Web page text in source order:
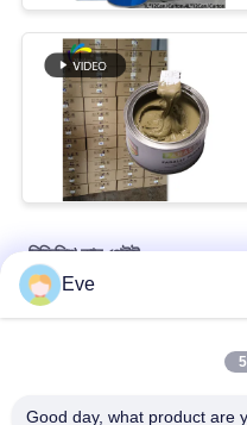
রিফিনিশ কার পেইন্ট
কারখানার সরবরাহকৃত স্বয়ংচালিত
অটোমোটিভ স্প্রে করার জন্য প্রাক
Eve
Good day, what product are